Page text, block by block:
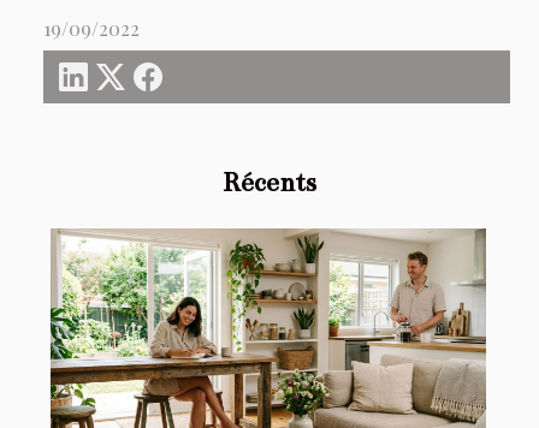
Récents
19/09/2022